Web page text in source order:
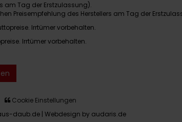
am Tag der Erstzulassung).
Preisempfehlung des Herstellers am Tag der
Irrtümer vorbehalten.
Irrtümer vorbehalten.
Cookie Einstellungen
daub.de | Webdesign by audaris.de